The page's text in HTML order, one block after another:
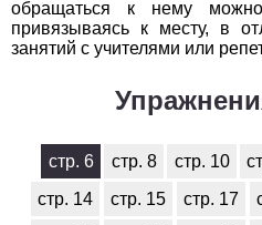
обращаться к нему
привязываясь к месту, в
занятий с учителями или
стр. 6 стр. 8 стр. 10
стр. 14
стр. 15 стр. 17